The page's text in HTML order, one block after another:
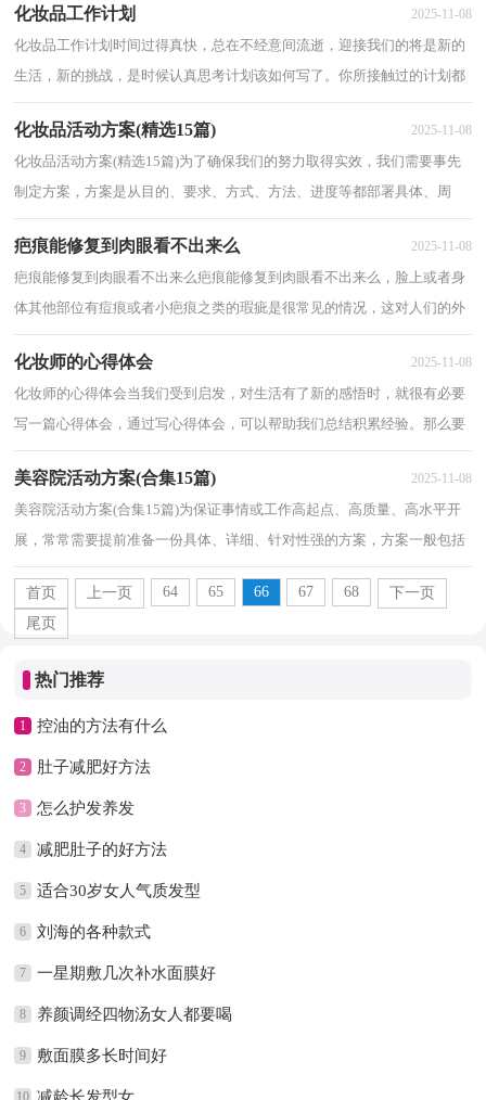
化妆品工作计划 2025-11-08
化妆品工作计划时间过得真快，总在不经意间流逝，迎接我们的将是新的
生活，新的挑战，是时候认真思考计划该如何写了。你所接触过的计划都
是什么样子的呢？以下是小编收集整理的化妆品...
化妆品活动方案(精选15篇) 2025-11-08
化妆品活动方案(精选15篇)为了确保我们的努力取得实效，我们需要事先
制定方案，方案是从目的、要求、方式、方法、进度等都部署具体、周
密，并有很强可操作性的计划。方案应该怎么...
疤痕能修复到肉眼看不出来么 2025-11-08
疤痕能修复到肉眼看不出来么疤痕能修复到肉眼看不出来么，脸上或者身
体其他部位有痘痕或者小疤痕之类的瑕疵是很常见的情况，这对人们的外
貌形象影响较大，所以多数人有这种情况都...
化妆师的心得体会 2025-11-08
化妆师的心得体会当我们受到启发，对生活有了新的感悟时，就很有必要
写一篇心得体会，通过写心得体会，可以帮助我们总结积累经验。那么要
如何写呢？以下是小编整理的化妆师的心得体会...
美容院活动方案(合集15篇) 2025-11-08
美容院活动方案(合集15篇)为保证事情或工作高起点、高质量、高水平开
展，常常需要提前准备一份具体、详细、针对性强的方案，方案一般包括
指导思想、主要目标、工作重点、实施步...
首页
上一页 64 65 66 67 68
下一页
尾页
热门推荐
1 控油的方法有什么
2 肚子减肥好方法
3 怎么护发养发
4 减肥肚子的好方法
5 适合30岁女人气质发型
6 刘海的各种款式
7 一星期敷几次补水面膜好
8 养颜调经四物汤女人都要喝
9 敷面膜多长时间好
10